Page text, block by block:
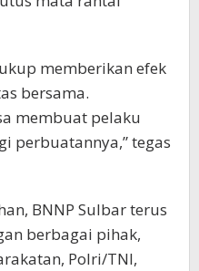
memberikan efek
bersama.
membuat pelaku
perbuatannya,” tegas
BNNP Sulbar terus
berbagai pihak,
Polri/TNI,